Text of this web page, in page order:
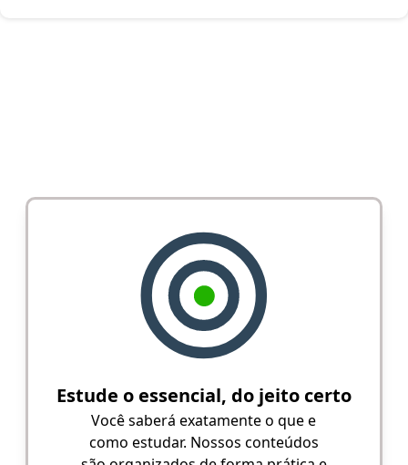
Estude o essencial, do jeito certo
Você saberá exatamente o que e
como estudar. Nossos conteúdos